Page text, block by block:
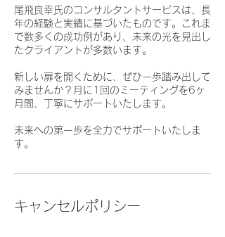
尾飛良幸氏のコンサルタントサービスは、長
年の経験と実績に基づいたものです。これま
で数多くの成功例があり、未来の光を見出し
たクライアントが多数います。
新しい扉を開くために、ぜひ一歩踏み出して
みませんか？月に1回のミーティングを6ヶ
月間、丁寧にサポートいたします。
未来への第一歩を全力でサポートいたしま
す。
キャンセルポリシー